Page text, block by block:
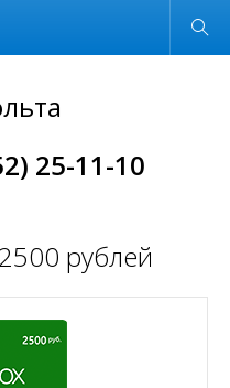
Обычная версия
25-11-10
рублей